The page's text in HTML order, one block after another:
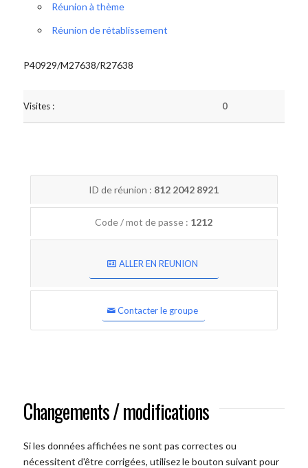
Réunion à thème
Réunion de rétablissement
P40929/M27638/R27638
Visites : 0
ID de réunion : 812 2042 8921
Code / mot de passe : 1212
ALLER EN REUNION
Contacter le groupe
Changements / modifications
Si les données affichées ne sont pas correctes ou
nécessitent d'être corrigées, utilisez le bouton suivant pour